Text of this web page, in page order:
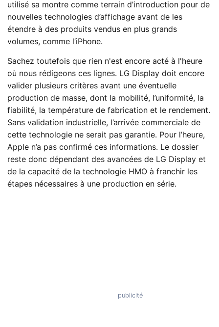
utilisé sa montre comme terrain d’introduction pour de
nouvelles technologies d’affichage avant de les
étendre à des produits vendus en plus grands
volumes, comme l’iPhone.
Sachez toutefois que rien n'est encore acté à l'heure
où nous rédigeons ces lignes. LG Display doit encore
valider plusieurs critères avant une éventuelle
production de masse, dont la mobilité, l’uniformité, la
fiabilité, la température de fabrication et le rendement.
Sans validation industrielle, l’arrivée commerciale de
cette technologie ne serait pas garantie. Pour l’heure,
Apple n’a pas confirmé ces informations. Le dossier
reste donc dépendant des avancées de LG Display et
de la capacité de la technologie HMO à franchir les
étapes nécessaires à une production en série.